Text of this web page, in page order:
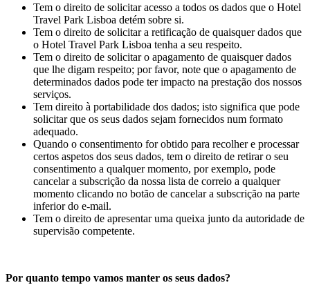
Tem o direito de solicitar acesso a todos os dados que o Hotel
Travel Park Lisboa detém sobre si.
Tem o direito de solicitar a retificação de quaisquer dados que
o Hotel Travel Park Lisboa tenha a seu respeito.
Tem o direito de solicitar o apagamento de quaisquer dados
que lhe digam respeito; por favor, note que o apagamento de
determinados dados pode ter impacto na prestação dos nossos
serviços.
Tem direito à portabilidade dos dados; isto significa que pode
solicitar que os seus dados sejam fornecidos num formato
adequado.
Quando o consentimento for obtido para recolher e processar
certos aspetos dos seus dados, tem o direito de retirar o seu
consentimento a qualquer momento, por exemplo, pode
cancelar a subscrição da nossa lista de correio a qualquer
momento clicando no botão de cancelar a subscrição na parte
inferior do e-mail.
Tem o direito de apresentar uma queixa junto da autoridade de
supervisão competente.
Por quanto tempo vamos manter os seus dados?